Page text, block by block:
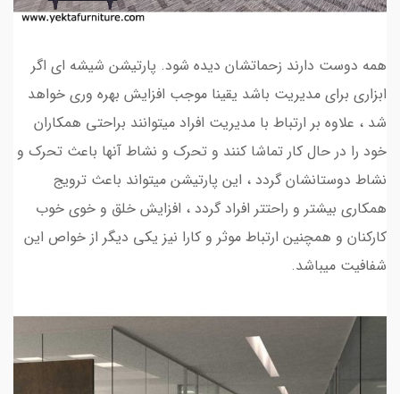
همه دوست دارند زحماتشان دیده شود. پارتیشن شیشه ای اگر
ابزاری برای مدیریت باشد یقینا موجب افزایش بهره وری خواهد
شد ، علاوه بر ارتباط با مدیریت افراد میتوانند براحتی همکاران
خود را در حال کار تماشا کنند و تحرک و نشاط آنها باعث تحرک و
نشاط دوستانشان گردد ، این پارتیشن میتواند باعث ترویج
همکاری بیشتر و راحتتر افراد گردد ، افزایش خلق و خوی خوب
کارکنان و همچنین ارتباط موثر و کارا نیز یکی دیگر از خواص این
شفافیت میباشد.